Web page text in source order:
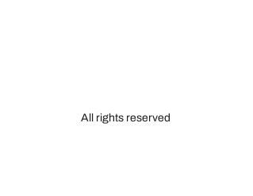
All rights reserved